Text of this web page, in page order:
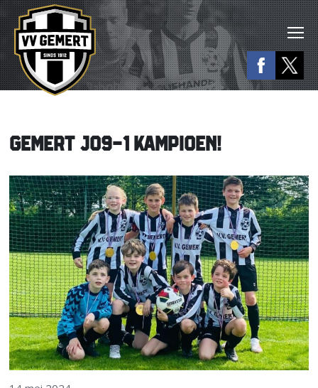
GEMERT JO9-1 KAMPIOEN!